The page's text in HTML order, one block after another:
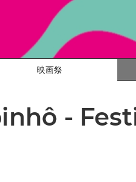
映画祭
-